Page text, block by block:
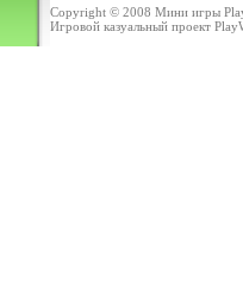
Copyright © 2008 Мини игры
Игровой казуальный проект